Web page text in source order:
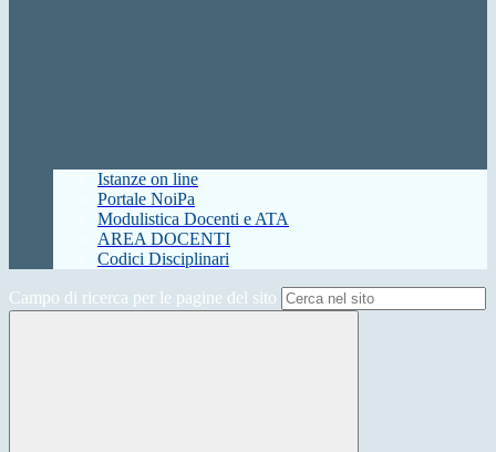
Istanze on line
Portale NoiPa
Modulistica Docenti e ATA
AREA DOCENTI
Codici Disciplinari
Campo di ricerca per le pagine del sito